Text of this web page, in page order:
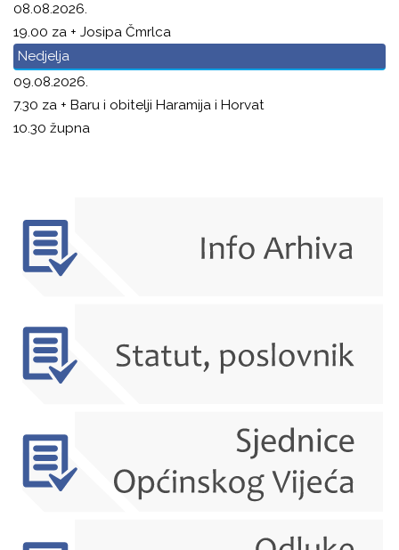
08.08.2026.
19.00 za + Josipa Čmrlca
Nedjelja
09.08.2026.
7.30 za + Baru i obitelji Haramija i Horvat
10.30 župna